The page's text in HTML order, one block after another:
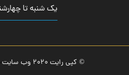
یک شنبه تا
© کپی رایت 2020 وب سایت شخصی دکتر امیر هاشملو | طراحی و توسعه